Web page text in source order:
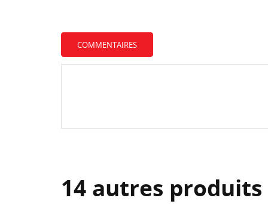
COMMENTAIRES
14 autres